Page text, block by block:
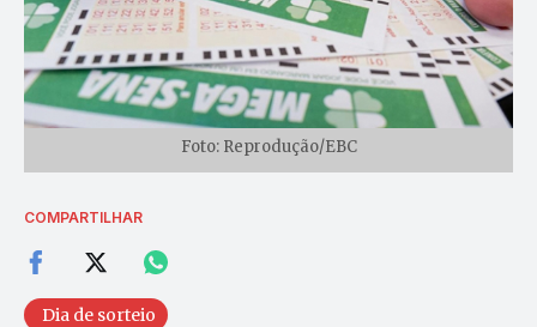
Foto: Reprodução/EBC
COMPARTILHAR
Dia de sorteio